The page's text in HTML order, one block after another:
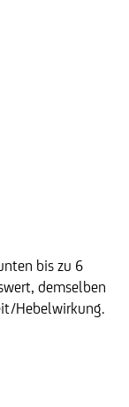
bis zu 6
demselben
Hebelwirkung.